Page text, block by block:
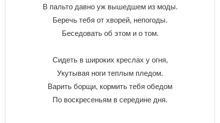
В пальто давно уж вышедшем из моды.
Беречь тебя от хворей, непогоды.
Беседовать об этом и о том.
Сидеть в широких креслах у огня,
Укутывая ноги теплым пледом.
Варить борщи, кормить тебя обедом
По воскресеньям в середине дня.